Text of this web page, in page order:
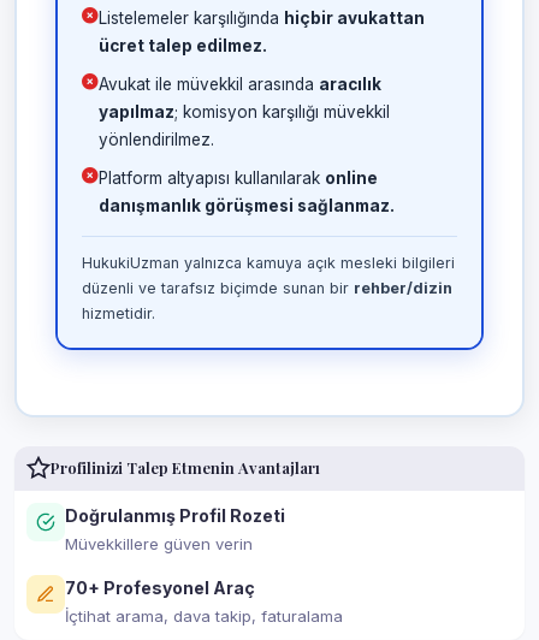
Listelemeler karşılığında hiçbir avukattan
ücret talep edilmez.
Avukat ile müvekkil arasında aracılık
yapılmaz; komisyon karşılığı müvekkil
yönlendirilmez.
Platform altyapısı kullanılarak online
danışmanlık görüşmesi sağlanmaz.
HukukiUzman yalnızca kamuya açık mesleki bilgileri
düzenli ve tarafsız biçimde sunan bir rehber/dizin
hizmetidir.
Profilinizi Talep Etmenin Avantajları
Doğrulanmış Profil Rozeti
Müvekkillere güven verin
70+ Profesyonel Araç
İçtihat arama, dava takip, faturalama